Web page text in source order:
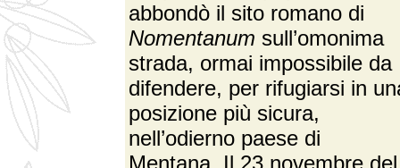
abbondò il sito romano di
Nomentanum sull’omonima
strada, ormai impossibile da
difendere, per rifugiarsi in
posizione più sicura,
nell’odierno paese di
Mentana. Il 23 novembre del